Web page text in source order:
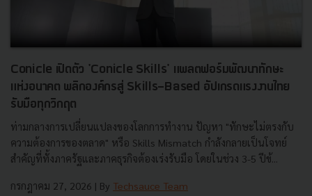
Conicle เปิดตัว 'Conicle Skills' แพลตฟอร์มพัฒนาทักษะ
แห่งอนาคต พลิกองค์กรสู่ Skills-Based อัปเกรดแรงงานไทย
รับมือทุกวิกฤต
ท่ามกลางการเปลี่ยนแปลงของโลกการทำงาน ปัญหา "ทักษะไม่ตรงกับ
ความต้องการของตลาด" หรือ Skills Mismatch กำลังกลายเป็นโจทย์
สำคัญที่ทั้งภาครัฐและภาคธุรกิจต้องเร่งรับมือ โดยในช่วง 3-5 ปีข้...
กรกฎาคม 27, 2026 | By Techsauce Team